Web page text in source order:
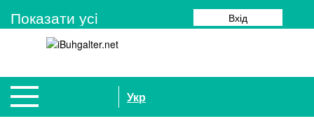
Показати усi Вхід
Укр